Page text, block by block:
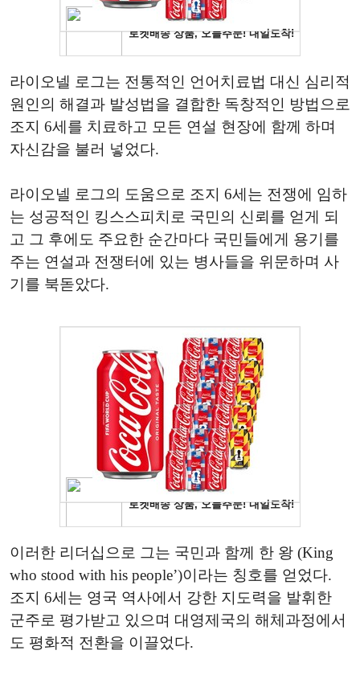
라이오넬 로그는 전통적인 언어치료법 대신 심리적
원인의 해결과 발성법을 결합한 독창적인 방법으로
조지 6세를 치료하고 모든 연설 현장에 함께 하며
자신감을 불러 넣었다.
라이오넬 로그의 도움으로 조지 6세는 전쟁에 임하
는 성공적인 킹스스피치로 국민의 신뢰를 얻게 되
고 그 후에도 주요한 순간마다 국민들에게 용기를
주는 연설과 전쟁터에 있는 병사들을 위문하며 사
기를 북돋았다.
이러한 리더십으로 그는 국민과 함께 한 왕 (King
who stood with his people’)이라는 칭호를 얻었다.
조지 6세는 영국 역사에서 강한 지도력을 발휘한
군주로 평가받고 있으며 대영제국의 해체과정에서
도 평화적 전환을 이끌었다.